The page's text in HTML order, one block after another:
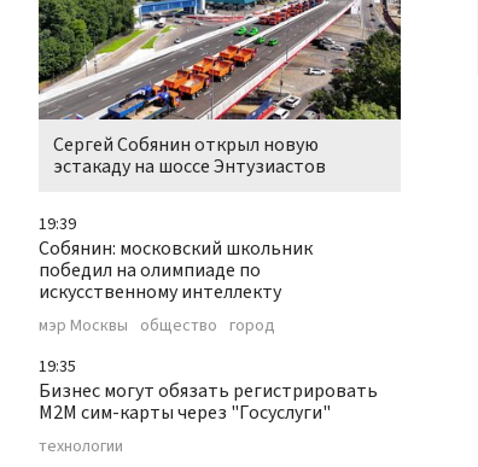
Сергей Собянин открыл новую
эстакаду на шоссе Энтузиастов
19:39
Собянин: московский школьник
победил на олимпиаде по
искусственному интеллекту
мэр Москвы общество город
19:35
Бизнес могут обязать регистрировать
М2М сим-карты через "Госуслуги"
технологии